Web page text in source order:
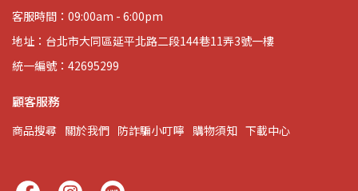
客服時間：09:00am - 6:00pm
地址：台北市大同區延平北路二段144巷11弄3號一樓
統一編號：42695299
顧客服務
商品搜尋 關於我們 防詐騙小叮嚀 購物須知 下載中心